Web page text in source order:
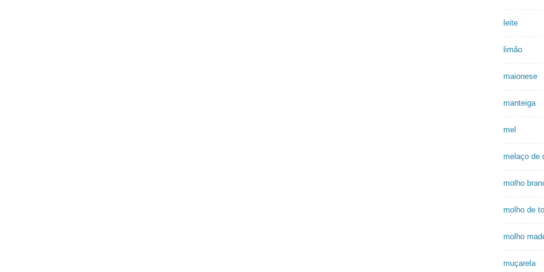
leite
limão
maionese
manteiga
mel
melaço de
molho
molho de
molho
muçarela